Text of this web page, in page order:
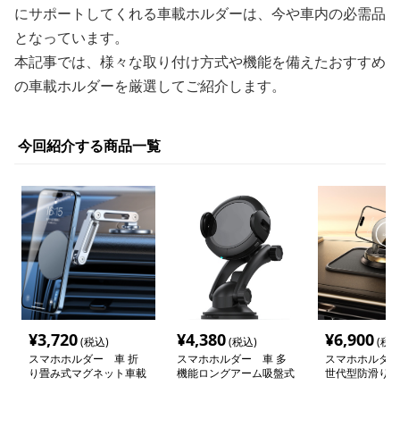
にサポートしてくれる車載ホルダーは、今や車内の必需品
となっています。
本記事では、様々な取り付け方式や機能を備えたおすすめ
の車載ホルダーを厳選してご紹介します。
今回紹介する商品一覧
¥3,720(税込)
スマホホルダー 車 折
り畳み式マグネット車載
¥4,380(税込)
スマホホルダー 車 多
機能ロングアーム吸盤式
¥6,900(税
スマホホルダ
世代型防滑り